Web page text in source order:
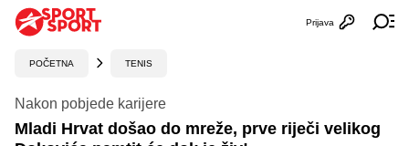
Otvori
Prijava
POČETNA TENIS
Nakon pobjede karijere
Mladi Hrvat došao do mreže, prve riječi velikog